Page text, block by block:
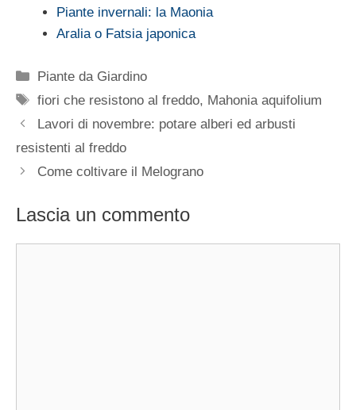
Piante invernali: la Maonia
Aralia o Fatsia japonica
Categorie
Piante da Giardino
Tag
fiori che resistono al freddo, Mahonia aquifolium
Lavori di novembre: potare alberi ed arbusti
resistenti al freddo
Come coltivare il Melograno
Lascia un commento